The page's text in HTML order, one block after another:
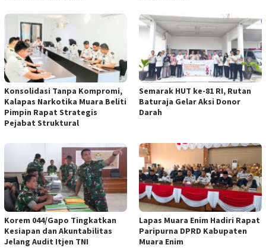
Konsolidasi Tanpa Kompromi,
Kalapas Narkotika Muara Beliti
Pimpin Rapat Strategis
Pejabat Struktural
Semarak HUT ke-81 RI, Rutan
Baturaja Gelar Aksi Donor
Darah
Korem 044/Gapo Tingkatkan
Kesiapan dan Akuntabilitas
Jelang Audit Itjen TNI
Lapas Muara Enim Hadiri Rapat
Paripurna DPRD Kabupaten
Muara Enim